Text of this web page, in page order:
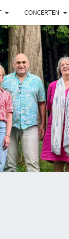
CONCERTEN